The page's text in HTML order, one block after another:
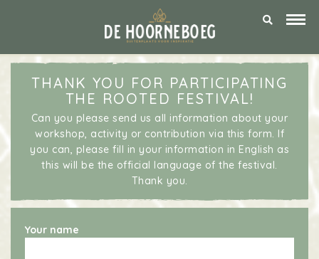
THANK YOU FOR PARTICIPATING
THE ROOTED FESTIVAL!
Can you please send us all information about your
workshop, activity or contribution via this form. If
you can, please fill in your information in English as
this will be the official language of the festival.
Thank you.
Your name